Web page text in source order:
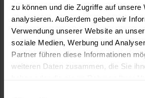
zu können und die Zugriffe auf unsere
analysieren. Außerdem geben wir
Verwendung unserer Website an
soziale Medien, Werbung und
Partner führen diese Informationen
weiteren Daten zusammen, die Sie
In den